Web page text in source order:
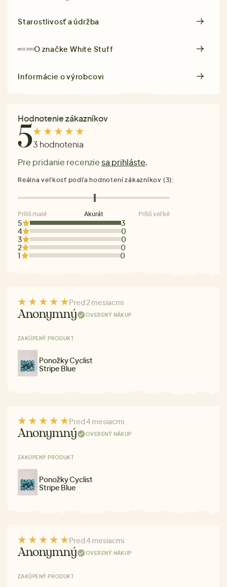
Starostlivosť a údržba
O značkeWhite Stuff
Informácie o výrobcovi
Hodnotenie zákazníkov
53 hodnotenia
Pre pridanie recenzie sa prihláste.
5
3
4
0
3
0
2
0
1
0
Reálna veľkosť podľa hodnotení zákazníkov (3):
Príliš malé Akurát Príliš veľké
Pred 2 mesiacmi
Anonymný OVERENÝ NÁKUP
ZAKÚPENÝ PRODUKT
Ponožky Cyclist
Stripe Blue
Pred 4 mesiacmi
Anonymný OVERENÝ NÁKUP
ZAKÚPENÝ PRODUKT
Ponožky Cyclist
Stripe Blue
Pred 4 mesiacmi
Anonymný OVERENÝ NÁKUP
ZAKÚPENÝ PRODUKT